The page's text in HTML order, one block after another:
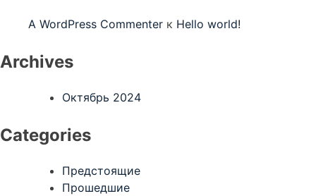
A WordPress Commenter к Hello world!
Archives
Октябрь 2024
Categories
Предстоящие
Прошедшие